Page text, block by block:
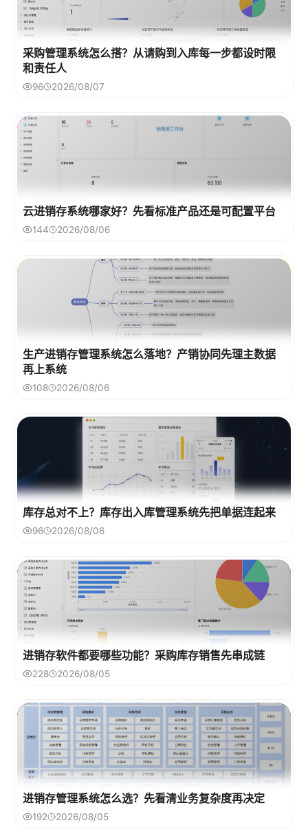
采购管理系统怎么搭？从请购到入库每一步都设时限
和责任人
96 2026/08/07
云进销存系统哪家好？先看标准产品还是可配置平台
144 2026/08/06
生产进销存管理系统怎么落地？产销协同先理主数据
再上系统
108 2026/08/06
库存总对不上？库存出入库管理系统先把单据连起来
96 2026/08/06
进销存软件都要哪些功能？采购库存销售先串成链
228 2026/08/05
进销存管理系统怎么选？先看清业务复杂度再决定
192 2026/08/05